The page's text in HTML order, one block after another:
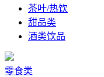
茶叶/热饮
甜品类
酒类饮品
零食类